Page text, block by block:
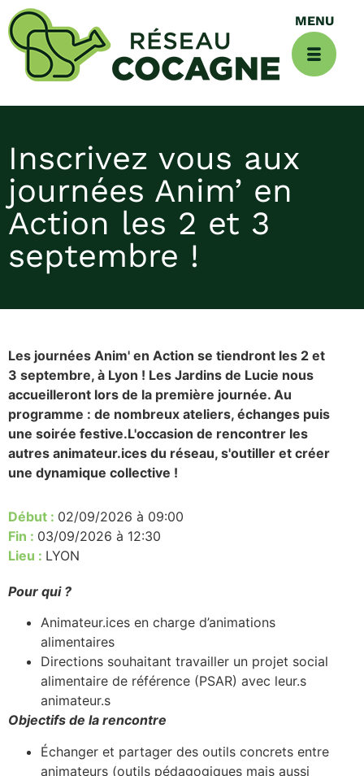
Inscrivez vous aux
journées Anim’ en
Action les 2 et 3
septembre !
Les journées Anim' en Action se tiendront les 2 et
3 septembre, à Lyon ! Les Jardins de Lucie nous
accueilleront lors de la première journée. Au
programme : de nombreux ateliers, échanges puis
une soirée festive.L'occasion de rencontrer les
autres animateur.ices du réseau, s'outiller et créer
une dynamique collective !
Début : 02/09/2026 à 09:00
Fin : 03/09/2026 à 12:30
Lieu : LYON
Pour qui ?
Animateur.ices en charge d’animations
alimentaires
Directions souhaitant travailler un projet social
alimentaire de référence (PSAR) avec leur.s
animateur.s
Objectifs de la rencontre
Échanger et partager des outils concrets entre
animateurs (outils pédagogiques mais aussi